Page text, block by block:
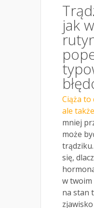
jak
Ciąża to
ale
mniej
może
trądziku.
się,
w twoim
na stan